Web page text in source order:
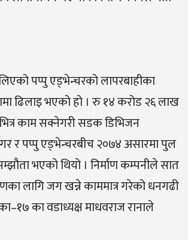
पप्पु एड्भेन्चरको लापरबाहीका
ढिलाइ भएको हो । रु १४ करोड २६ लाख
काम सक्नेगरी सडक डिभिजन
र पप्पु एड्भेन्चरबीच २०७४ असारमा पुल
भएको थियो । निर्माण कम्पनीले सात
लागि जग खन्ने काममात्र गरेको धनगढी
का वडाध्यक्ष माधवराज रानाले